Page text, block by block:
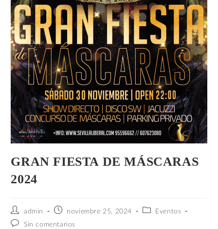
GRAN FIESTA DE MÁSCARAS
2024
admin noviembre 25, 2024
Eventos
Sin comentarios